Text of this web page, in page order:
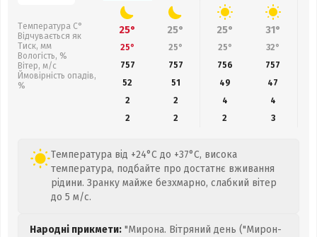
Температура С°
Відчувається як
Тиск, мм
Вологість, %
Вітер, м/с
Ймовірність опадів,
%
25° 25° 25° 31°
25° 25° 25° 32°
757
757 756 757
52
51 49
47
2
2 4
4
2
2 2 3
Температура від +24°C до +37°C, висока
температура, подбайте про достатнє вживання
рідини. Зранку майже безхмарно, слабкий вітер
до 5 м/с.
Народні прикмети: "Мирона. Вітряний день ("Мирон-